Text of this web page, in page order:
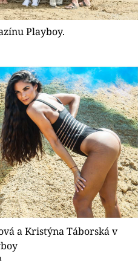
Playboy.
a Kristýna Táborská v